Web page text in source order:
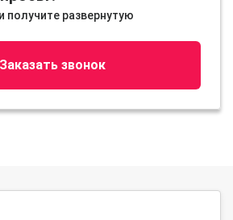
получите развернутую
Заказать звонок